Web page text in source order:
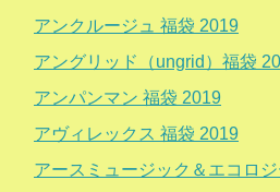
アンクルージュ 福袋 2019
アングリッド（ungrid）福袋
アンパンマン 福袋 2019
アヴィレックス 福袋 2019
アースミュージック＆エコロ